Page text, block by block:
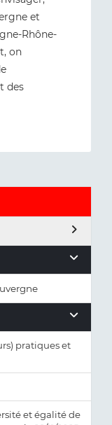
et
Rhône-
on
des
pratiques et
et égalité de